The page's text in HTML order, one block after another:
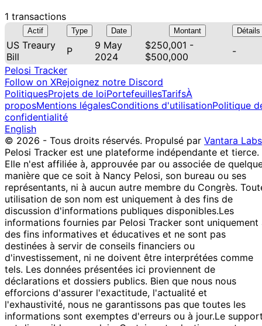
1 transactions
Actif Type Date Montant Détails
US Treaury
Bill
P
9 May
2024
$250,001 -
$500,000
-
Pelosi Tracker
Follow on XRejoignez notre Discord
PolitiquesProjets de loiPortefeuillesTarifsÀ
proposMentions légalesConditions d'utilisationPolitique
confidentialité
English
© 2026 - Tous droits réservés. Propulsé par Vantara Labs
Pelosi Tracker est une plateforme indépendante et tierce.
Elle n'est affiliée à, approuvée par ou associée de
manière que ce soit à Nancy Pelosi, son bureau ou ses
représentants, ni à aucun autre membre du Congrès.
utilisation de son nom est uniquement à des fins de
discussion d'informations publiques disponibles.Les
informations fournies par Pelosi Tracker sont uniquement
des fins informatives et éducatives et ne sont pas
destinées à servir de conseils financiers ou
d'investissement, ni ne doivent être interprétées comme
tels. Les données présentées ici proviennent de
déclarations et dossiers publics. Bien que nous nous
efforcions d'assurer l'exactitude, l'actualité et
l'exhaustivité, nous ne garantissons pas que toutes les
informations sont exemptes d'erreurs ou à jour.Le